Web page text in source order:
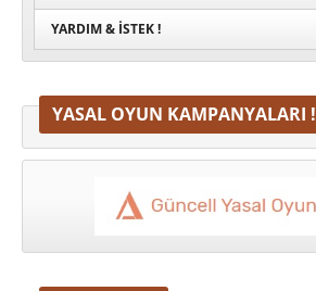
YARDIM & İSTEK !
YASAL OYUN KAMPANYALARI !